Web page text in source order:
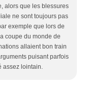
alors que les blessures
ne sont toujours pas
exemple que lors de
coupe du monde de
allaient bon train
puisant parfois
assez lointain.